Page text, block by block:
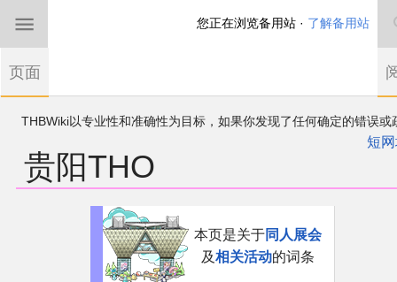
THBWiki以专业性和准确性为目标，如果你发现了任何确定的错误或
如果您是第一次来到这里，请点击右上角注册一
有任何意见、建议、求助、反馈都可以在
短
贵阳THO
本页是关于同人展会
及相关活动的词条
您正在浏览备用站 · 了解备用站
页面
首页
东方Project
东方同人规约
沙盒（建议使用）